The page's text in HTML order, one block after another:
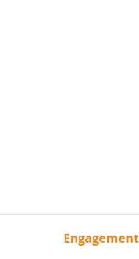
Engagement